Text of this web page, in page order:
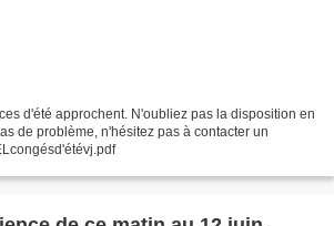
d'été approchent. N'oubliez pas la disposition en
de problème, n'hésitez pas à contacter un
- RAPPELcongésd'étévj.pdf